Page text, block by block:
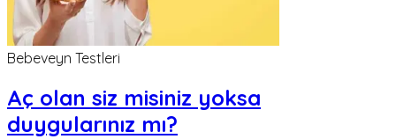
Bebeveyn Testleri
Aç olan siz misiniz yoksa
duygularınız mı?